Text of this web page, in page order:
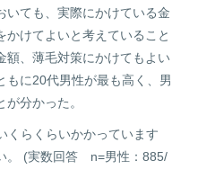
いても、実際にかけている金
けてよいと考えていること
額、薄毛対策にかけてもよい
もに20代男性が最も高く、男
分かった。
くらくらいかかっています
。 (実数回答 n=男性：885/